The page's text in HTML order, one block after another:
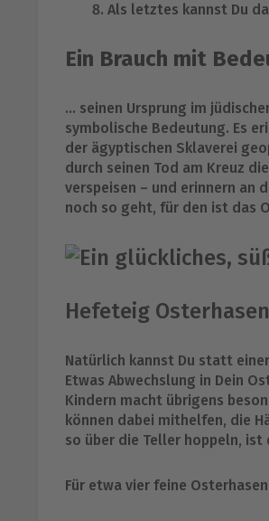
Als letztes kannst Du
Ein Brauch mit
… seinen Ursprung im
symbolische Bedeutung. Es
der ägyptischen Sklaverei
durch seinen Tod am Kreuz
verspeisen – und erinnern an
noch so geht, für den ist das
Hefeteig
Natürlich kannst Du statt
Etwas Abwechslung in Dein
Kindern macht übrigens
können dabei mithelfen, die
so über die Teller hoppeln, ist
Für etwa vier feine